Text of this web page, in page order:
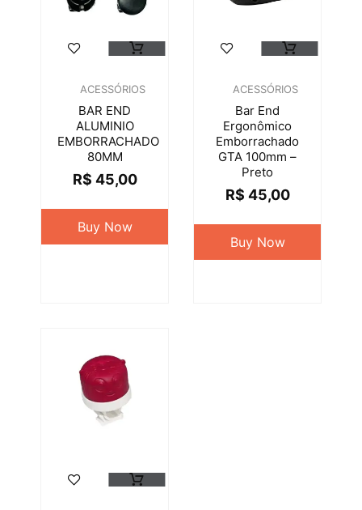
ACESSÓRIOS
BAR END
ALUMINIO
EMBORRACHADO
80MM
R$ 45,00
Buy Now
ACESSÓRIOS
Bar End
Ergonômico
Emborrachado
GTA 100mm –
Preto
R$ 45,00
Buy Now